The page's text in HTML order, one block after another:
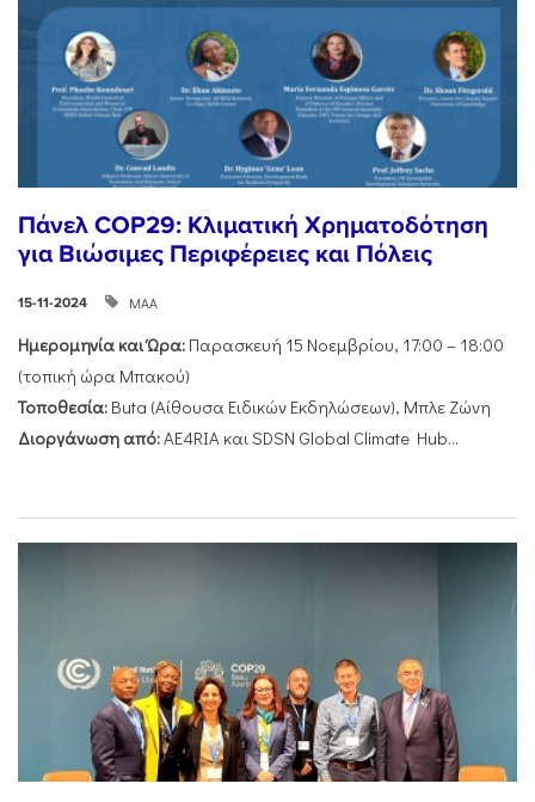
Πάνελ COP29: Κλιματική Χρηματοδότηση
για Βιώσιμες Περιφέρειες και Πόλεις
15-11-2024 ΜΑΑ
Ημερομηνία και Ώρα: Παρασκευή 15 Νοεμβρίου, 17:00 – 18:00
(τοπική ώρα Μπακού)
Τοποθεσία: Buta (Αίθουσα Ειδικών Εκδηλώσεων), Μπλε Ζώνη
Διοργάνωση από:AE4RIA και SDSN Global Climate Hub...